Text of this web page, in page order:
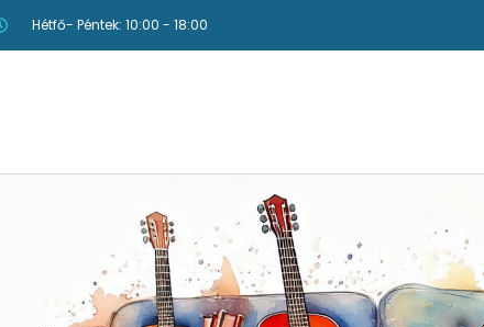
Hétfő- Péntek: 10:00 - 18:00